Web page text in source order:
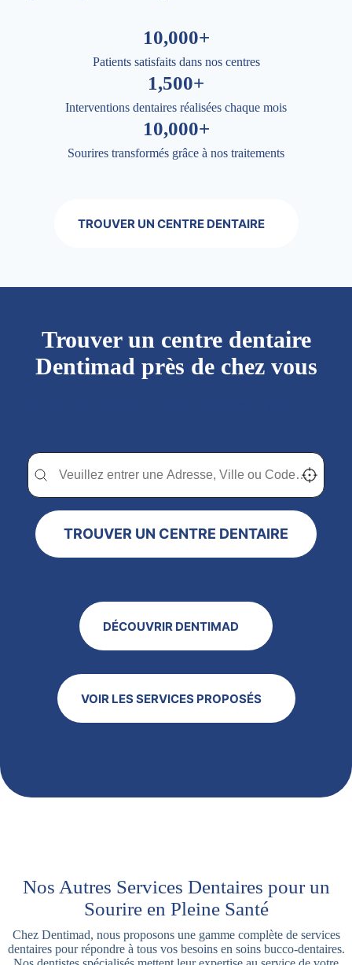
10,000+
Patients satisfaits dans nos centres
1,500+
Interventions dentaires réalisées chaque mois
10,000+
Sourires transformés grâce à nos traitements
TROUVER UN CENTRE DENTAIRE
Trouver un centre dentaire
Dentimad près de chez vous
Trouver un centre dentaire Dentimad près de
Trouver un centre dentaire Dentimad près de chez vous Localisez-
TROUVER UN CENTRE DENTAIRE
DÉCOUVRIR DENTIMAD
VOIR LES SERVICES PROPOSÉS
Nos Autres Services Dentaires pour un
Sourire en Pleine Santé
Chez Dentimad, nous proposons une gamme complète de services
dentaires pour répondre à tous vos besoins en soins bucco-dentaires.